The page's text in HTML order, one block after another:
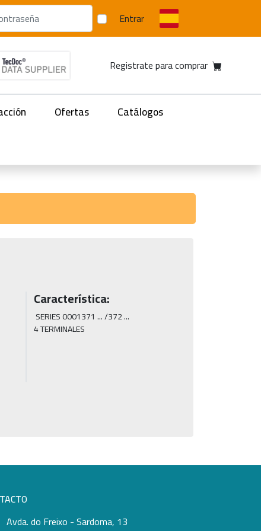
Entrar
Registrate para comprar
Ofertas
Catálogos
Característica:
SERIES 0001371 ... /372 ...
4 TERMINALES
Avda. do Freixo - Sardoma, 13